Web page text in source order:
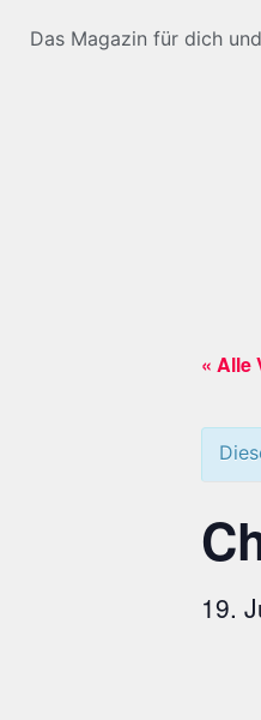
Das Magazin für dich
« Alle
19.